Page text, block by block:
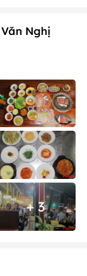
Nghị
+ 3